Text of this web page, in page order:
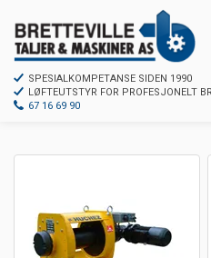
SPESIALKOMPETANSE SIDEN 1990
LØFTEUTSTYR FOR PROFESJONELT
67 16 69 90